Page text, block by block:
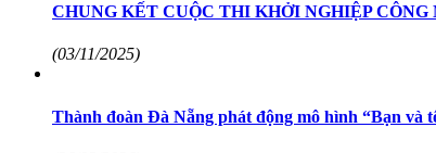
CHUNG KẾT CUỘC THI KHỞI NGHIỆP
(03/11/2025)
Thành đoàn Đà Nẵng phát động mô hình “Bạn và